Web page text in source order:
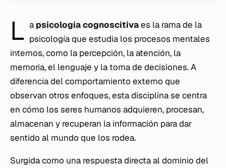
L a psicologíacognoscitivaes la rama de la
psicología que estudia los procesos mentales
internos, como la percepción, la atención, la
memoria, el lenguaje y la toma de decisiones. A
diferencia del comportamiento externo que
observan otros enfoques, esta disciplina se centra
en cómo los seres humanos adquieren, procesan,
almacenan y recuperan la información para dar
sentido al mundo que los rodea.
Surgida como una respuesta directa al dominio del